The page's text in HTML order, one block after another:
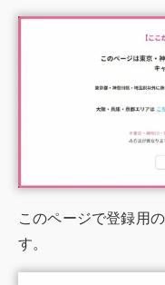
このページで登録用
す。